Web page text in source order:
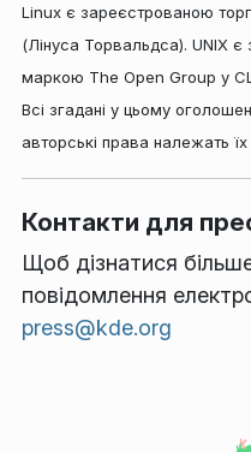
Linux є зареєстрованою
(Лінуса Торвальдса). UNIX
маркою The Open Group у
Всі згадані у цьому
авторські права належать
Контакти для
Щоб дізнатися
повідомлення
press@kde.org